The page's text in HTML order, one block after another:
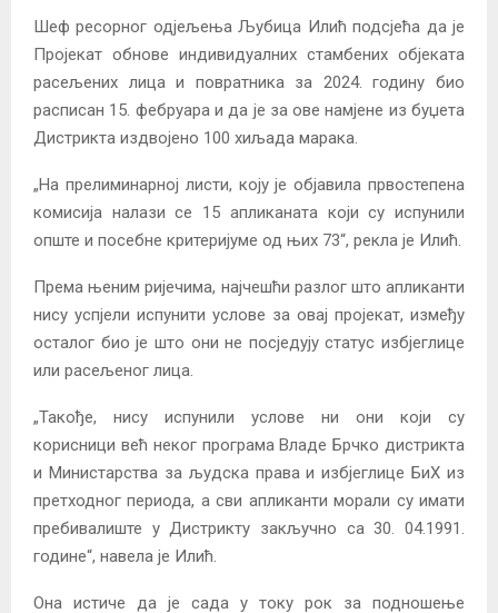
Шеф ресорног одјељења Љубица Илић подсјећа да је
Пројекат обнове индивидуалних стамбених објеката
расељених лица и повратника за 2024. годину био
расписан 15. фебруара и да је за ове намјене из буџета
Дистрикта издвојено 100 хиљада марака.
„На прелиминарној листи, коју је објавила првостепена
комисија налази се 15 апликаната који су испунили
опште и посебне критеријуме од њих 73“, рекла је Илић.
Према њеним ријечима, најчешћи разлог што апликанти
нису успјели испунити услове за овај пројекат, између
осталог био је што они не посједују статус избјеглице
или расељеног лица.
„Такође, нису испунили услове ни они који су
корисници већ неког програма Владе Брчко дистрикта
и Министарства за људска права и избјеглице БиХ из
претходног периода, а сви апликанти морали су имати
пребивалиште у Дистрикту закључно са 30. 04.1991.
године“, навела је Илић.
Она истиче да је сада у току рок за подношење